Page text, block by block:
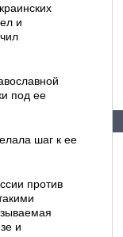
и
под ее
шаг к ее
против
и